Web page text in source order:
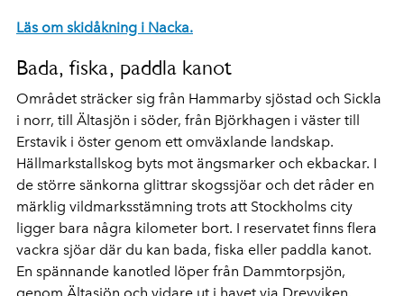
Läs om skidåkning i Nacka.
Bada, fiska, paddla kanot
Området sträcker sig från Hammarby sjöstad och Sickla
i norr, till Ältasjön i söder, från Björkhagen i väster till
Erstavik i öster genom ett omväxlande landskap.
Hällmarkstallskog byts mot ängsmarker och ekbackar. I
de större sänkorna glittrar skogssjöar och det råder en
märklig vildmarksstämning trots att Stockholms city
ligger bara några kilometer bort. I reservatet finns flera
vackra sjöar där du kan bada, fiska eller paddla kanot.
En spännande kanotled löper från Dammtorpsjön,